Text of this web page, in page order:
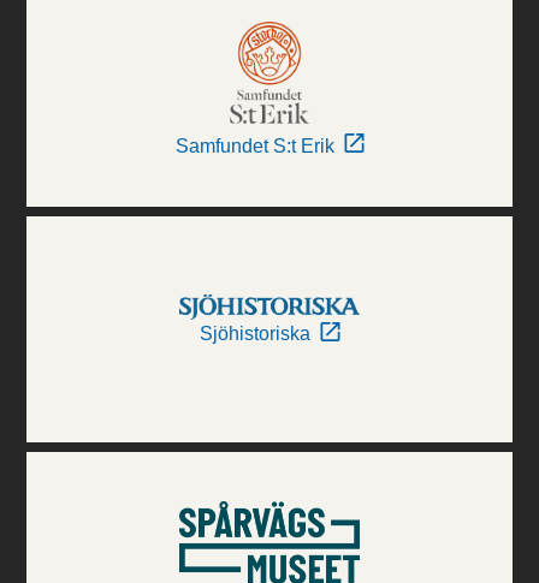
Samfundet S:t Erik
Sjöhistoriska